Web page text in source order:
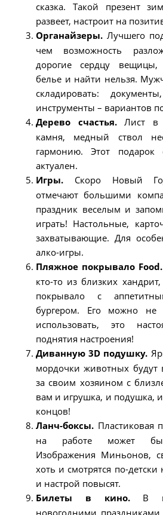
сказка. Такой презент
развеет, настроит на
Органайзеры. Лучшего
чем возможность
дорогие сердцу вещицы,
белье и найти нельзя.
складировать:
инструменты – вариантов
Дерево счастья.Лист в
камня, медный ствол
гармонию. Этот подарок
актуален.
Игры. Скоро Новый
отмечают большими
праздник веселым и
играть! Настольные,
захватывающие. Для
алко-игры.
Пляжное покрывало Food.
кто-то из близких
покрывало с
бургером. Его можно не
использовать, это
поднятия настроения!
Диванную 3D подушку.
мордочки животных будут
за своим хозяином с
вам и игрушка, и подушка,
концов!
Ланч-боксы. Пластиковая
на работе может
Изображения Миньонов,
хоть и смотрятся по-детски
и настрой повысят.
Билеты в кино.В